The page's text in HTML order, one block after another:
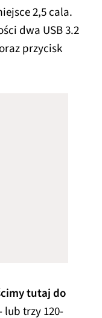
2,5 cala.
dwa USB 3.2
przycisk
tutaj do
lub trzy 120-